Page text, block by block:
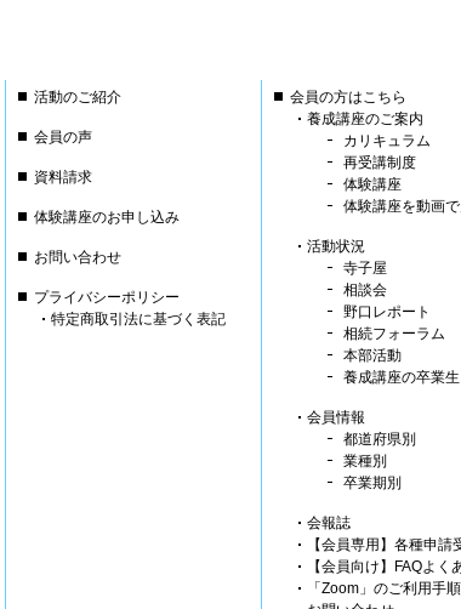
活動のご紹介
会員の声
資料請求
体験講座のお申し込み
お問い合わせ
プライバシーポリシー
特定商取引法に基づく表記
会員の方はこちら
養成講座のご案内
カリキュラム
再受講制度
体験講座
体験講座を動画
活動状況
寺子屋
相談会
野口レポート
相続フォーラム
本部活動
養成講座の卒業生
会員情報
都道府県別
業種別
卒業期別
会報誌
【会員専用】各種申請
【会員向け】FAQよく
「Zoom」のご利用手順